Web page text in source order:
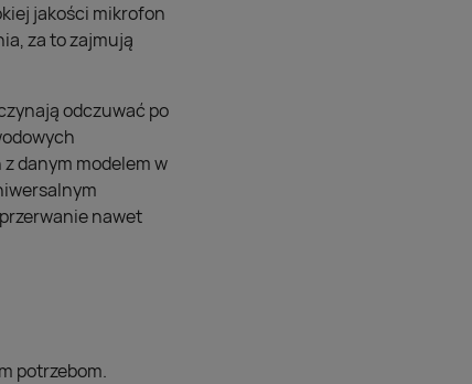
jakości mikrofon
za to zajmują
odczuwać po
danym modelem w
nawet
potrzebom.